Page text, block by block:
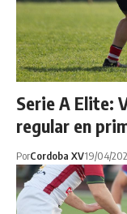
Serie A Elite:
regular en
PorCordoba XV19/04/